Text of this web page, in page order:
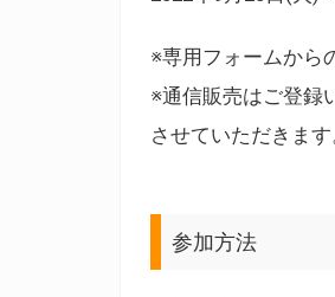
※専用フォームから
※通信販売はご登録
させていただきます
参加方法